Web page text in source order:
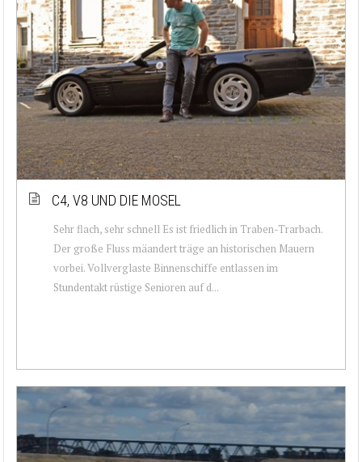
C4, V8 UND DIE MOSEL
Sehr flach, sehr schnell Es ist friedlich in Traben-Trarbach.
Der große Fluss mäandert träge an historischen Mauern
vorbei. Vollverglaste Binnenschiffe entlassen im
Stundentakt rüstige Senioren auf d...